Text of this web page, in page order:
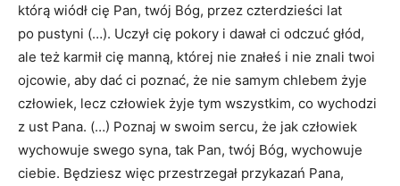
którą wiódł cię Pan, twój Bóg, przez czterdzieści lat
po pustyni (…). Uczył cię pokory i dawał ci odczuć głód,
ale też karmił cię manną, której nie znałeś i nie znali twoi
ojcowie, aby dać ci poznać, że nie samym chlebem żyje
człowiek, lecz człowiek żyje tym wszystkim, co wychodzi
z ust Pana. (…) Poznaj w swoim sercu, że jak człowiek
wychowuje swego syna, tak Pan, twój Bóg, wychowuje
ciebie. Będziesz więc przestrzegał przykazań Pana,